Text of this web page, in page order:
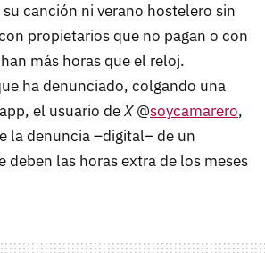
su canción ni verano hostelero sin
propietarios que no pagan o con
más horas que el reloj.
ha denunciado, colgando una
el usuario deX@soycamarero,
la denuncia –digital– de un
deben las horas extra de los meses